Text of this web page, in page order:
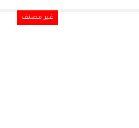
غير مصنف